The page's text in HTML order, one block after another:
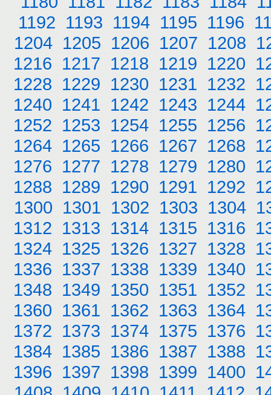
1192 1193 1194 1195 1196
1204 1205 1206 1207 1208
1216 1217 1218 1219 1220
1228 1229 1230 1231 1232
1240 1241 1242 1243 1244
1252 1253 1254 1255 1256
1264 1265 1266 1267 1268
1276 1277 1278 1279 1280
1288 1289 1290 1291 1292
1300 1301 1302 1303 1304
1312 1313 1314 1315 1316
1324 1325 1326 1327 1328
1336 1337 1338 1339 1340
1348 1349 1350 1351 1352
1360 1361 1362 1363 1364
1372 1373 1374 1375 1376
1384 1385 1386 1387 1388
1396 1397 1398 1399 1400